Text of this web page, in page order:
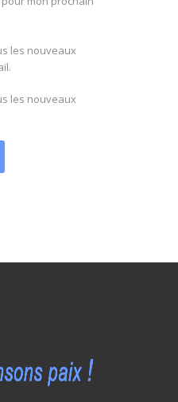
les nouveaux
les nouveaux